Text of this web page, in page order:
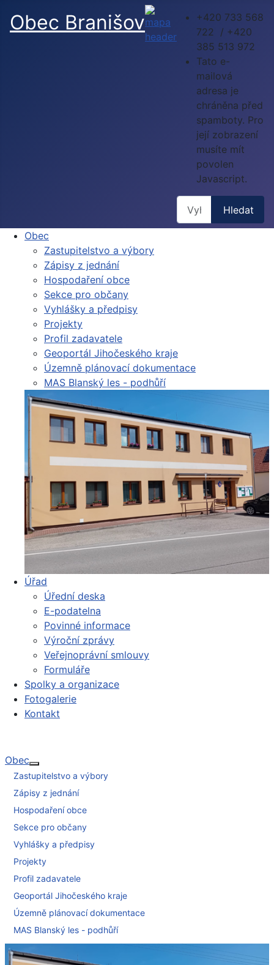
Obec Branišov
+420 733 568
722 / +420
385 513 972
Tato e-
mailová
adresa je
chráněna před
spamboty. Pro
její zobrazení
musíte mít
povolen
Javascript.
Hledat
Obec
Zastupitelstvo a výbory
Zápisy z jednání
Hospodaření obce
Sekce pro občany
Vyhlášky a předpisy
Projekty
Profil zadavatele
Geoportál Jihočeského kraje
Územně plánovací dokumentace
MAS Blanský les - podhůří
Úřad
Úřední deska
E-podatelna
Povinné informace
Výroční zprávy
Veřejnoprávní smlouvy
Formuláře
Spolky a organizace
Fotogalerie
Kontakt
Obec
Více o: Obec
Zastupitelstvo a výbory
Zápisy z jednání
Hospodaření obce
Sekce pro občany
Vyhlášky a předpisy
Projekty
Profil zadavatele
Geoportál Jihočeského kraje
Územně plánovací dokumentace
MAS Blanský les - podhůří